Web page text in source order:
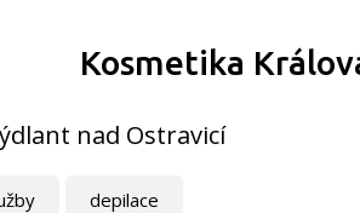
Kosmetika
nad Ostravicí
depilace